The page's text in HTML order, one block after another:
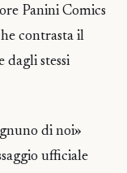
Panini Comics
contrasta il
dagli stessi
di noi»
ufficiale